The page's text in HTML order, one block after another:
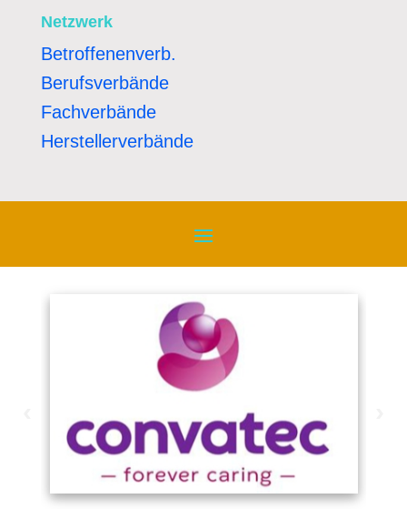
Netzwerk
Betroffenenverb.
Berufsverbände
Fachverbände
Herstellerverbände